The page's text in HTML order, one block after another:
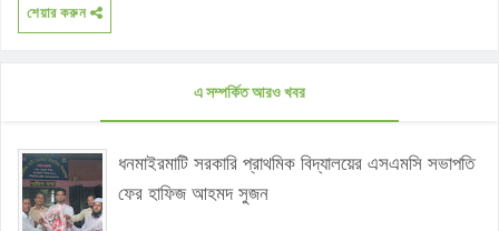
শেয়ার করুন
এ সম্পর্কিত আরও খবর
ধনমাইরমাটি সরকারি প্রাথমিক বিদ্যালয়ের এসএমসি সভাপতি
ফের হাফিজ আহমদ সুজন